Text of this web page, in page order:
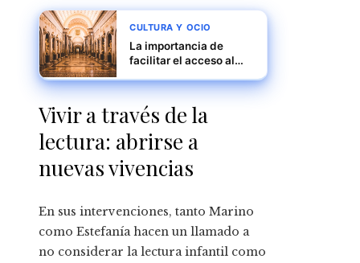
CULTURA Y OCIO
La importancia de
facilitar el acceso al
de los museos
Vivir a través de la
lectura: abrirse a
nuevas vivencias
En sus intervenciones, tanto Marino
como Estefanía hacen un llamado a
no considerar la lectura infantil como